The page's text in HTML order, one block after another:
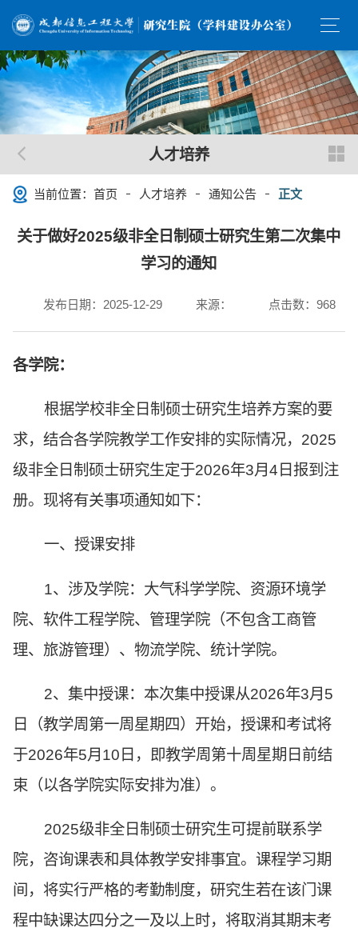
人才培养
当前位置：首页 人才培养 通知公告 正文
关于做好2025级非全日制硕士研究生第二次集中
学习的通知
发布日期：2025-12-29 来源： 点击数： 968
各学院：
根据学校非全日制硕士研究生培养方案的要
求，结合各学院教学工作安排的实际情况，2025
级非全日制硕士研究生定于2026年3月4日报到注
册。现将有关事项通知如下：
一、授课安排
1、涉及学院：大气科学学院、资源环境学
院、软件工程学院、管理学院（不包含工商管
理、旅游管理）、物流学院、统计学院。
2、集中授课：本次集中授课从2026年3月5
日（教学周第一周星期四）开始，授课和考试将
于2026年5月10日，即教学周第十周星期日前结
束（以各学院实际安排为准）。
2025级非全日制硕士研究生可提前联系学
院，咨询课表和具体教学安排事宜。课程学习期
间，将实行严格的考勤制度，研究生若在该门课
程中缺课达四分之一及以上时，将取消其期末考